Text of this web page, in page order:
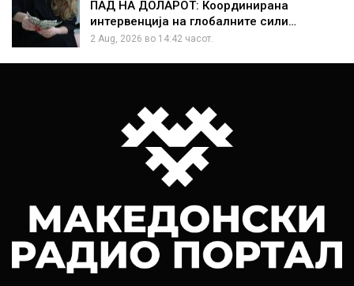
ПАД НА ДОЛАРОТ: Координирана
интервенција на глобалните сили…
2 Aug, 2026 во 14:42 часот.